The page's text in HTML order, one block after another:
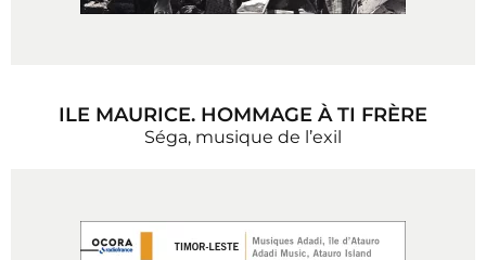
ILE MAURICE. HOMMAGE À TI FRÈRE
Séga, musique de l’exil